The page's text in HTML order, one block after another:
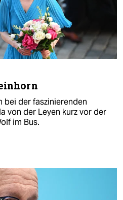
bei der faszinierenden
von der Leyen kurz vor der
im Bus.